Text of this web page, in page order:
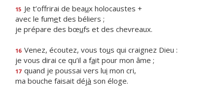
15 Je t’offrirai de beaux holocaustes +
avec le fumet des béliers ;
je prépare des bœufs et des chevreaux.
16 Venez, écoutez, vous tous qui craignez Dieu :
je vous dirai ce qu’il a fait pour mon âme ;
17 quand je poussai vers lui mon cri,
ma bouche faisait déjà son éloge.